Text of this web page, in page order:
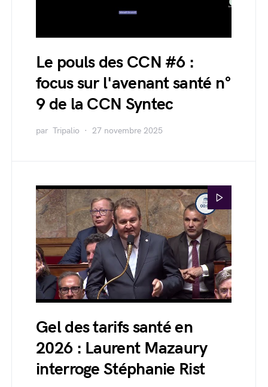
Le pouls des CCN #6 :
focus sur l'avenant santé n°
9 de la CCN Syntec
par Tripalio 27 novembre 2025
Gel des tarifs santé en
2026 : Laurent Mazaury
interroge Stéphanie Rist